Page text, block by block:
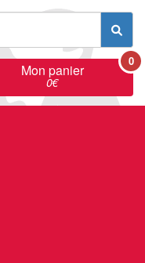
Mon panier
0€
0